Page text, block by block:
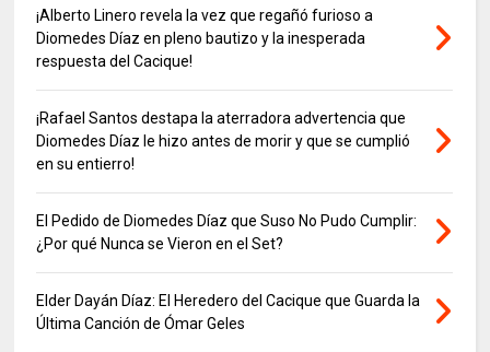
¡Alberto Linero revela la vez que regañó furioso a
Diomedes Díaz en pleno bautizo y la inesperada
respuesta del Cacique!
¡Rafael Santos destapa la aterradora advertencia que
Diomedes Díaz le hizo antes de morir y que se cumplió
en su entierro!
El Pedido de Diomedes Díaz que Suso No Pudo Cumplir:
¿Por qué Nunca se Vieron en el Set?
Elder Dayán Díaz: El Heredero del Cacique que Guarda la
Última Canción de Ómar Geles